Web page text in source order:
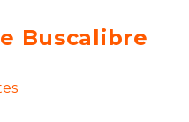
Buscalibre